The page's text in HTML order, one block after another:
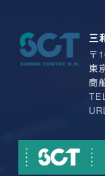
三
〒
東
商